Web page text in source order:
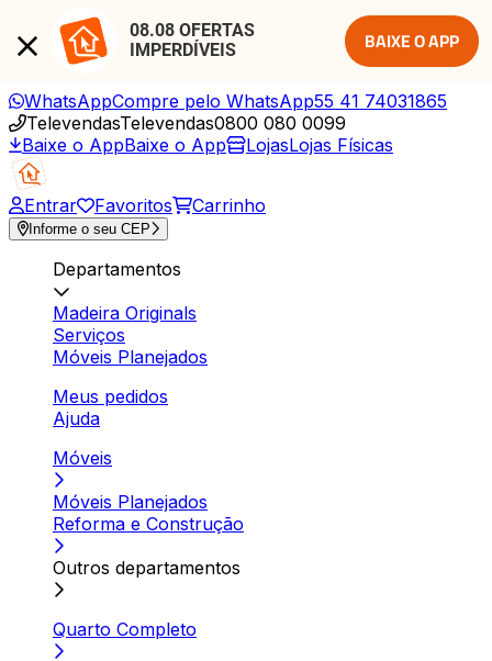
08.08 OFERTAS
IMPERDÍVEIS
BAIXE O APP
WhatsAppCompre pelo WhatsApp55 41 74031865
TelevendasTelevendas0800 080 0099
Baixe o AppBaixe o App LojasLojas Físicas
Entrar Favoritos Carrinho
Informe o seu CEP
Departamentos
Madeira Originals
Serviços
Móveis Planejados
Meus pedidos
Ajuda
Móveis
Móveis Planejados
Reforma e Construção
Outros departamentos
Quarto Completo